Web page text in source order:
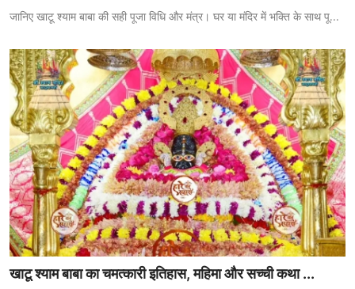
जानिए खाटू श्याम बाबा की सही पूजा विधि और मंत्र। घर या मंदिर में भक्ति के साथ पू...
खाटू श्याम बाबा का चमत्कारी इतिहास, महिमा और सच्ची कथा ...